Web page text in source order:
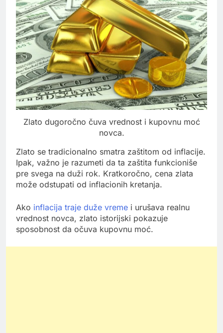
Zlato dugoročno čuva vrednost i kupovnu moć
novca.
Zlato se tradicionalno smatra zaštitom od inflacije.
Ipak, važno je razumeti da ta zaštita funkcioniše
pre svega na duži rok. Kratkoročno, cena zlata
može odstupati od inflacionih kretanja.
Ako inflacija traje duže vreme i urušava realnu
vrednost novca, zlato istorijski pokazuje
sposobnost da očuva kupovnu moć.